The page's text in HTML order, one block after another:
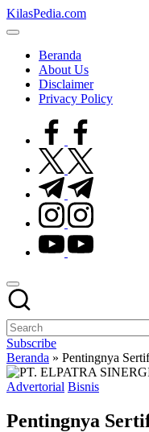
Skip
to
KilasPedia.com
Kilas
TerdepanBeranda
About Us
Disclaimer
Privacy Policy
facebook.com
twitter.com
t.me
instagram.com
youtube.com
Subscribe
Beranda » Pentingnya
Posted
Advertorial Bisnis
Pentingnya